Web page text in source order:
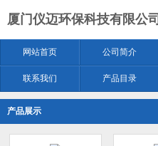
厦门仪迈环保科技有限公司
网站首页 公司简介
联系我们 产品目录
产品展示